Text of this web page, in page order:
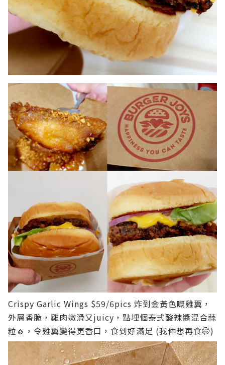
Crispy Garlic Wings $59/6pics 炸到金黃色嘅雞翼，
外層香脆，雞肉嫩滑又juicy，點埋個泰式酸辣醬混合蒜
粒🧄，令雞翼變得更香口，食到好滿足 (我仲想再食🤭)